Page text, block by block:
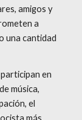
amigos y
a
una cantidad
en
música,
el
más